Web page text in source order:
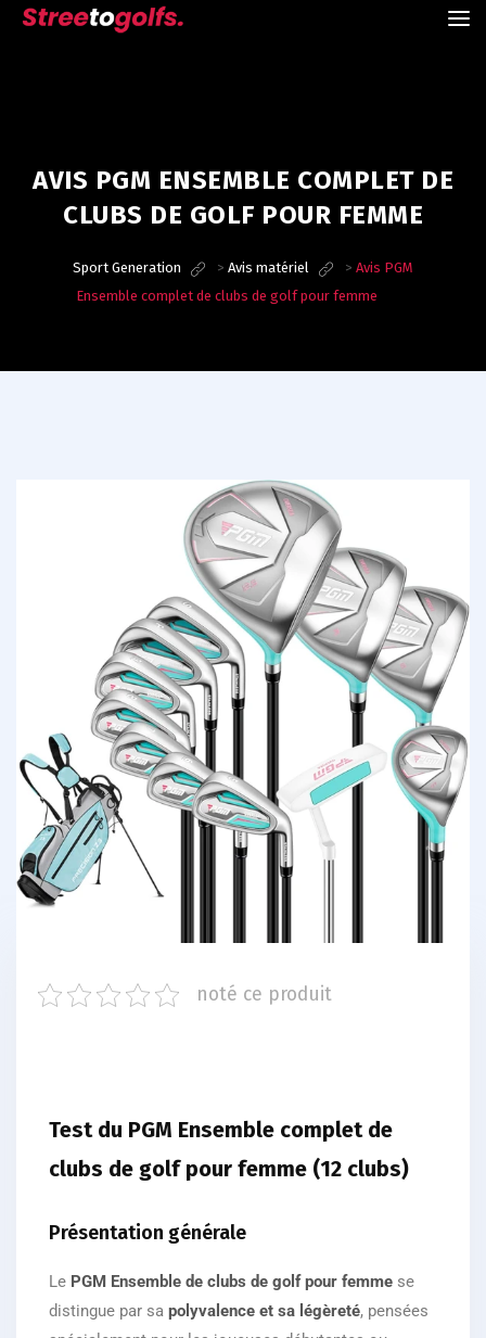
AVIS PGM ENSEMBLE COMPLET DE
CLUBS DE GOLF POUR FEMME
Sport Generation > Avis matériel > Avis PGM
Ensemble complet de clubs de golf pour femme
noté ce produit
Test du PGM Ensemble complet de
clubs de golf pour femme (12 clubs)
Présentation générale
Le PGM Ensemble de clubs de golf pour femme se
distingue par sa polyvalence et sa légèreté, pensées